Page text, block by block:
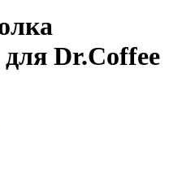
Dr.Coffee